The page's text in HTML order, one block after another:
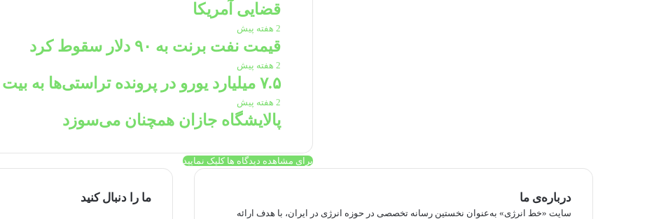
قضایی آمریکا
2 هفته پیش
قیمت نفت برنت به ۹۰ دلار سقوط کرد
2 هفته پیش
۷.۵ میلیارد یورو در پرونده تراستی‌ها به بیت المال بازگشت
2 هفته پیش
پالایشگاه جازان همچنان می‌سوزد
برای مشاهده دیدگاه ها کلیک نمایید
ما را دنبال کنید درباره‌ی ما
سایت «خط انرژی» به‌عنوان نخستین رسانه تخصصی در حوزه انرژی در ایران، با هدف ارائه